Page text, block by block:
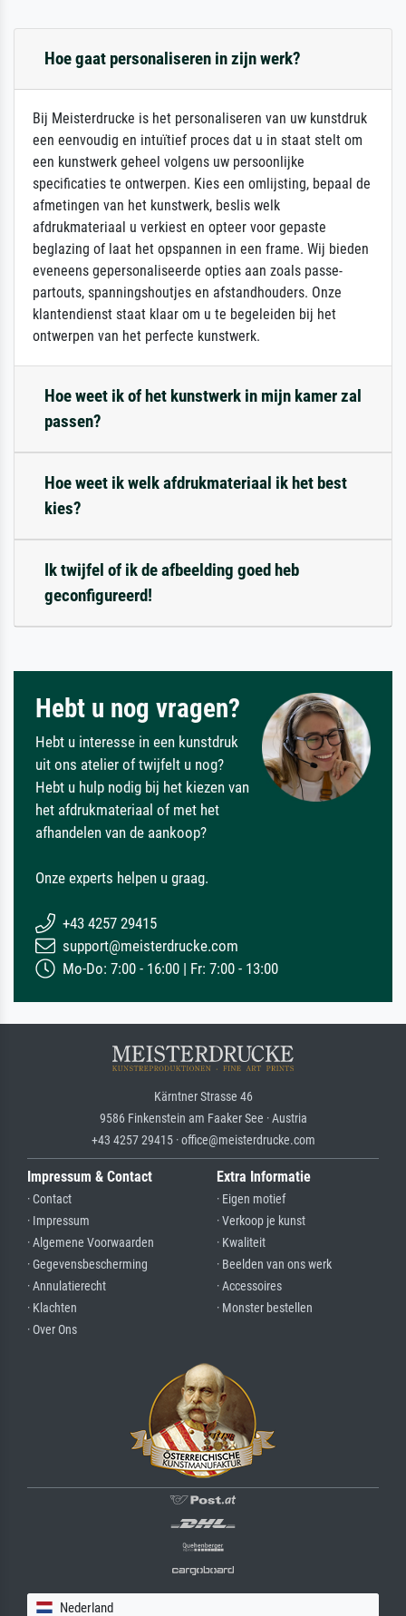
Hoe gaat personaliseren in zijn werk?
Bij Meisterdrucke is het personaliseren van uw kunstdruk
een eenvoudig en intuïtief proces dat u in staat stelt om
een kunstwerk geheel volgens uw persoonlijke
specificaties te ontwerpen. Kies een omlijsting, bepaal de
afmetingen van het kunstwerk, beslis welk
afdrukmateriaal u verkiest en opteer voor gepaste
beglazing of laat het opspannen in een frame. Wij bieden
eveneens gepersonaliseerde opties aan zoals passe-
partouts, spanningshoutjes en afstandhouders. Onze
klantendienst staat klaar om u te begeleiden bij het
ontwerpen van het perfecte kunstwerk.
Hoe weet ik of het kunstwerk in mijn kamer zal
passen?
Hoe weet ik welk afdrukmateriaal ik het best
kies?
Ik twijfel of ik de afbeelding goed heb
geconfigureerd!
Hebt u nog vragen?
Hebt u interesse in een kunstdruk
uit ons atelier of twijfelt u nog?
Hebt u hulp nodig bij het kiezen van
het afdrukmateriaal of met het
afhandelen van de aankoop?
Onze experts helpen u graag.
+43 4257 29415
support@meisterdrucke.com
Mo-Do: 7:00 - 16:00 | Fr: 7:00 - 13:00
Kärntner Strasse 46
9586 Finkenstein am Faaker See · Austria
+43 4257 29415 · office@meisterdrucke.com
Impressum & Contact
· Contact
· Impressum
· Algemene Voorwaarden
· Gegevensbescherming
· Annulatierecht
· Klachten
· Over Ons
Extra Informatie
· Eigen motief
· Verkoop je kunst
· Kwaliteit
· Beelden van ons werk
· Accessoires
· Monster bestellen
Nederland